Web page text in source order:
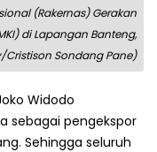
(Rakernas) Gerakan
di Lapangan Banteng,
Cristison Sondang Pane)
Widodo
sebagai pengekspor
Sehingga seluruh